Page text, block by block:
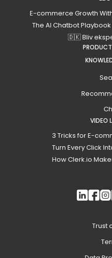
E-commerce Growth
The AI Chatbot
🇩🇰 Bliv
VIDEO
3 Tricks for E-
Turn Every Click
How Clerk.io
Trust